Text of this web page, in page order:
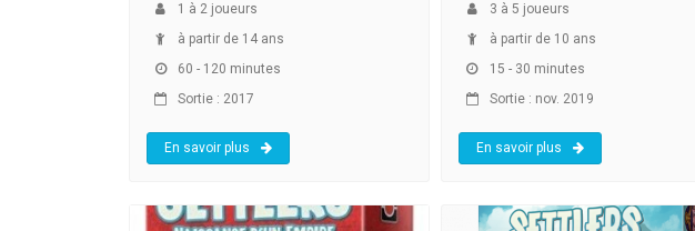
1 à 2 joueurs
à partir de 14 ans
60 - 120 minutes
Sortie : 2017
En savoir plus
3 à 5 joueurs
à partir de 10 ans
15 - 30 minutes
Sortie : nov. 2019
En savoir plus